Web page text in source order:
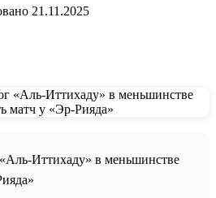
21.11.2025
Иттихаду» в меньшинстве